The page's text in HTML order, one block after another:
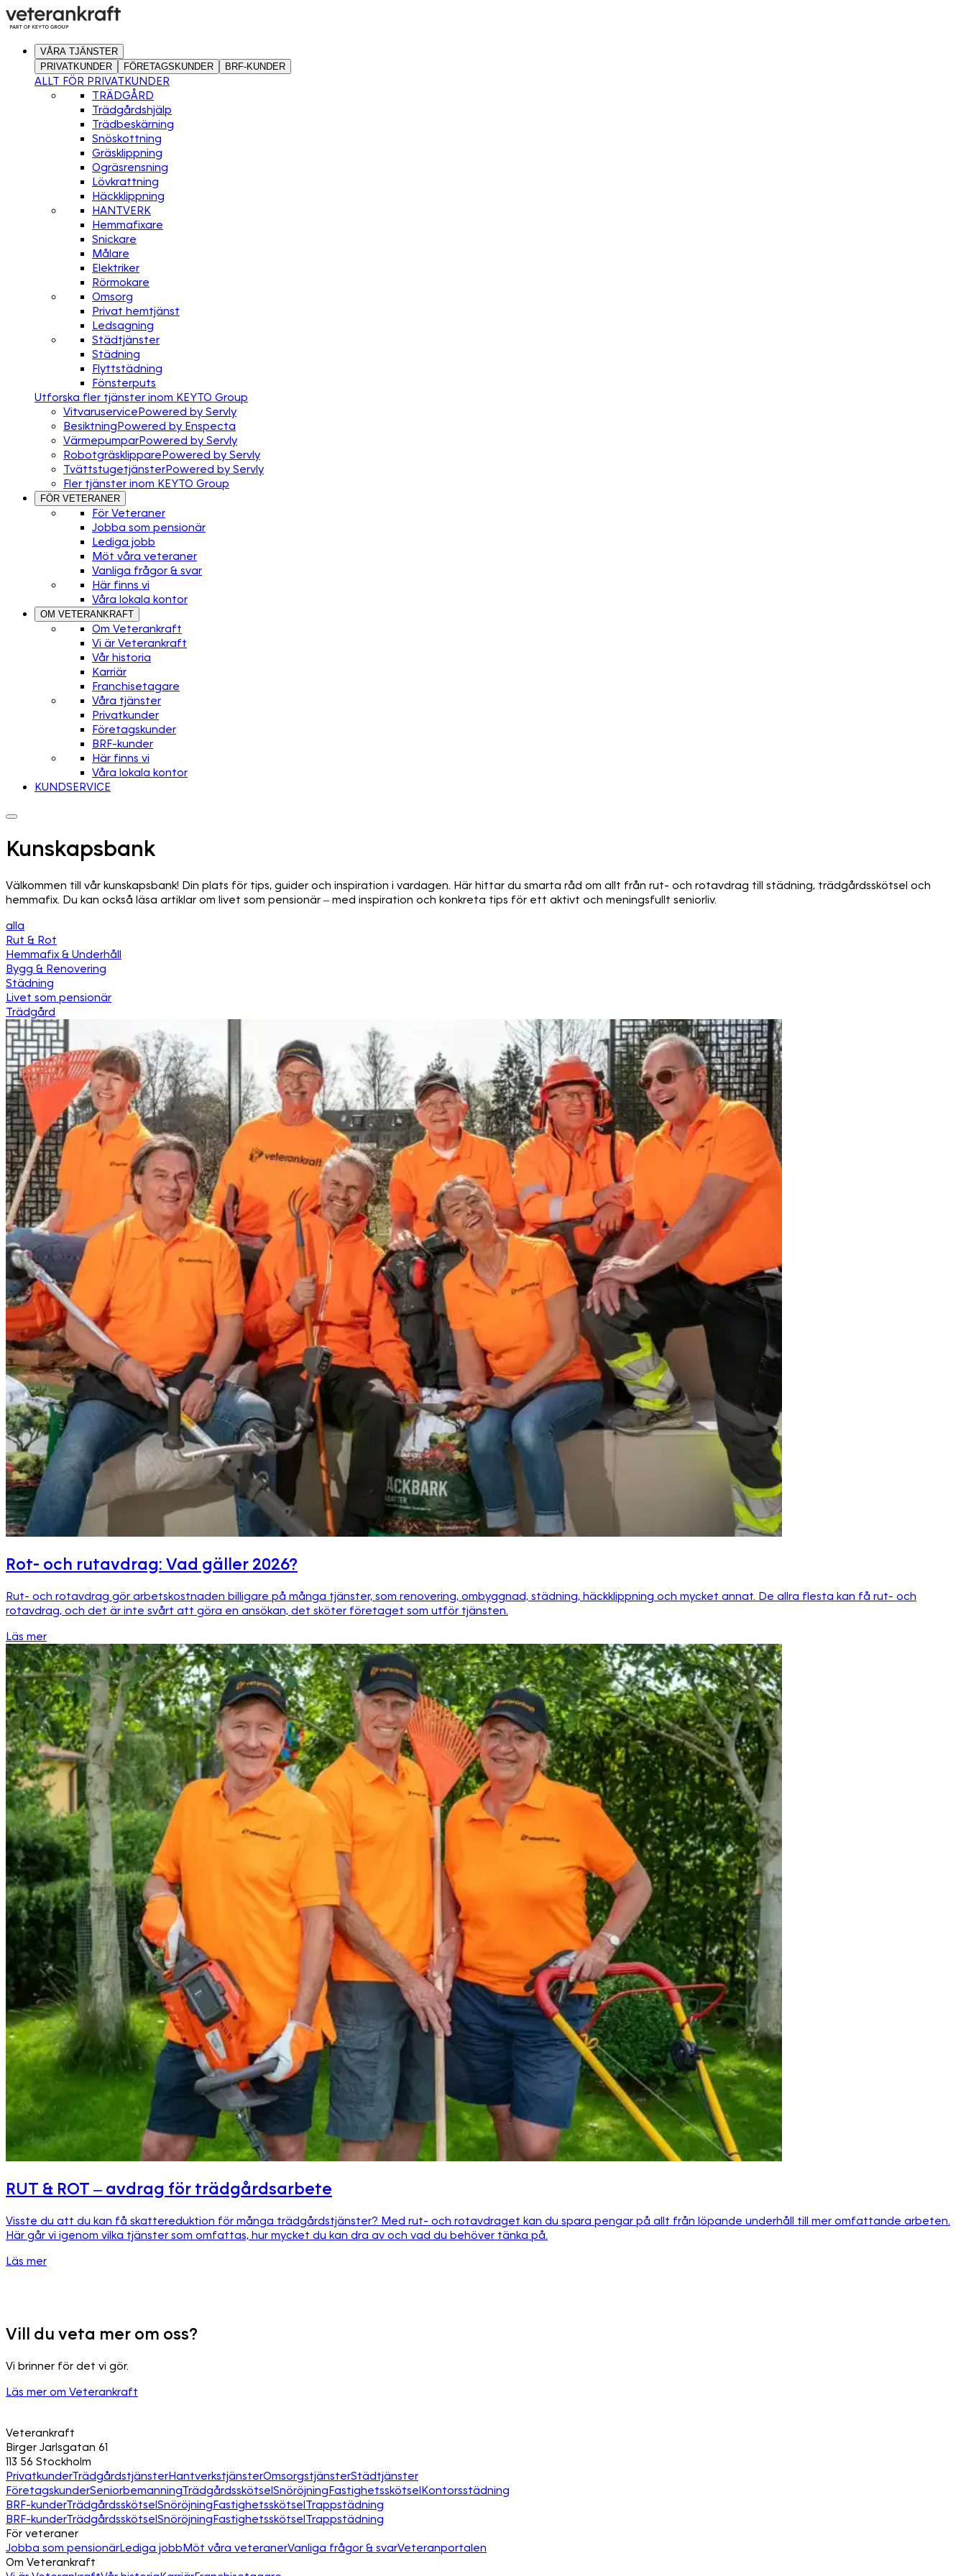
VÅRA TJÄNSTER
PRIVATKUNDER
FÖRETAGSKUNDER BRF-KUNDER
ALLT FÖR PRIVATKUNDER
TRÄDGÅRD
Trädgårdshjälp
Trädbeskärning
Snöskottning
Gräsklippning
Ogräsrensning
Lövkrattning
Häckklippning
HANTVERK
Hemmafixare
Snickare
Målare
Elektriker
Rörmokare
Omsorg
Privat hemtjänst
Ledsagning
Städtjänster
Städning
Flyttstädning
Fönsterputs
Utforska fler tjänster inom KEYTO Group
VitvaruservicePowered by Servly
BesiktningPowered by Enspecta
VärmepumparPowered by Servly
RobotgräsklipparePowered by Servly
TvättstugetjänsterPowered by Servly
Fler tjänster inom KEYTO Group
FÖR VETERANER
För Veteraner
Jobba som pensionär
Lediga jobb
Möt våra veteraner
Vanliga frågor & svar
Här finns vi
Våra lokala kontor
OM VETERANKRAFT
Om Veterankraft
Vi är Veterankraft
Vår historia
Karriär
Franchisetagare
Våra tjänster
Privatkunder
Företagskunder
BRF-kunder
Här finns vi
Våra lokala kontor
KUNDSERVICE
Kunskapsbank
Välkommen till vår kunskapsbank! Din plats för tips, guider och inspiration i vardagen. Här hittar du smarta råd om allt från rut- och rotavdrag till städning, trädgårdsskötsel och
hemmafix. Du kan också läsa artiklar om livet som pensionär – med inspiration och konkreta tips för ett aktivt och meningsfullt seniorliv.
alla
Rut & Rot
Hemmafix & Underhåll
Bygg & Renovering
Städning
Livet som pensionär
Trädgård
Rot- och rutavdrag: Vad gäller 2026?
Rut- och rotavdrag gör arbetskostnaden billigare på många tjänster, som renovering, ombyggnad, städning, häckklippning och mycket annat. De allra flesta kan få rut- och
rotavdrag, och det är inte svårt att göra en ansökan, det sköter företaget som utför tjänsten.
Läs mer
RUT & ROT – avdrag för trädgårdsarbete
Visste du att du kan få skattereduktion för många trädgårdstjänster? Med rut- och rotavdraget kan du spara pengar på allt från löpande underhåll till mer omfattande arbeten.
Här går vi igenom vilka tjänster som omfattas, hur mycket du kan dra av och vad du behöver tänka på.
Läs mer
Vill du veta mer om oss?
Vi brinner för det vi gör.
Läs mer om Veterankraft
Veterankraft
Birger Jarlsgatan 61
113 56 Stockholm
PrivatkunderTrädgårdstjänsterHantverkstjänsterOmsorgstjänsterStädtjänster
FöretagskunderSeniorbemanningTrädgårdsskötsel Snöröjning Fastighetsskötsel Kontorsstädning
BRF-kunderTrädgårdsskötsel Snöröjning Fastighetsskötsel Trappstädning
BRF-kunderTrädgårdsskötsel Snöröjning Fastighetsskötsel Trappstädning
För veteraner
Jobba som pensionärLediga jobb Möt våra veteranerVanliga frågor & svarVeteranportalen
Om Veterankraft